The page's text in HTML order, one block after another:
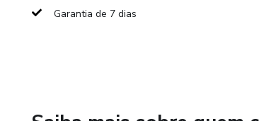
Garantia de 7 dias